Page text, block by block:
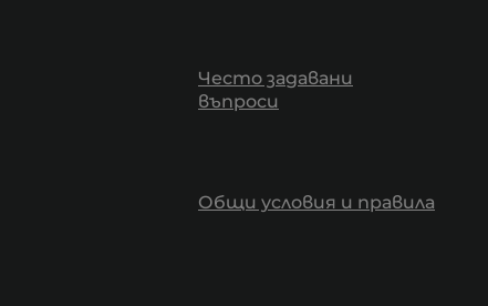
Често задавани
въпроси
Общи условия и правила